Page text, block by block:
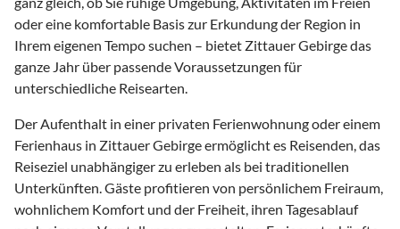
oder eine komfortable Basis zur Erkundung der Region in
Ihrem eigenen Tempo suchen – bietet Zittauer Gebirge das
ganze Jahr über passende Voraussetzungen für
unterschiedliche Reisearten.
Der Aufenthalt in einer privaten Ferienwohnung oder einem
Ferienhaus in Zittauer Gebirge ermöglicht es Reisenden, das
Reiseziel unabhängiger zu erleben als bei traditionellen
Unterkünften. Gäste profitieren von persönlichem Freiraum,
wohnlichem Komfort und der Freiheit, ihren Tagesablauf